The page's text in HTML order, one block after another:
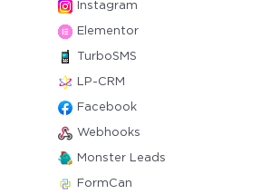
Instagram
Elementor
TurboSMS
LP-CRM
Facebook
Webhooks
Monster Leads
FormCan